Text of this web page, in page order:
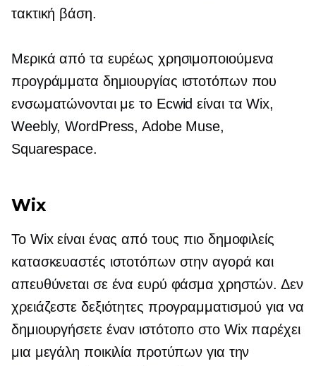
τακτική βάση.
Μερικά από τα ευρέως χρησιμοποιούμενα
προγράμματα δημιουργίας ιστοτόπων που
ενσωματώνονται με το Ecwid είναι τα Wix,
Weebly, WordPress, Adobe Muse,
Squarespace.
Wix
Το Wix είναι ένας από τους πιο δημοφιλείς
κατασκευαστές ιστοτόπων στην αγορά και
απευθύνεται σε ένα ευρύ φάσμα χρηστών. Δεν
χρειάζεστε δεξιότητες προγραμματισμού για να
δημιουργήσετε έναν ιστότοπο στο Wix παρέχει
μια μεγάλη ποικιλία προτύπων για την